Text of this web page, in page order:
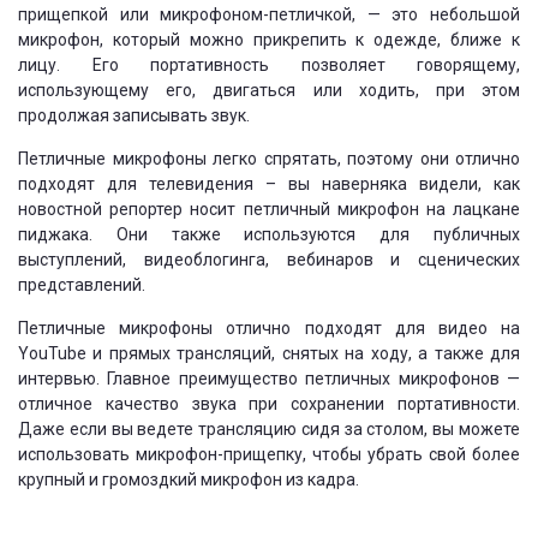
прищепкой или микрофоном-петличкой, — это небольшой
микрофон, который можно прикрепить к одежде, ближе к
лицу. Его портативность позволяет говорящему,
использующему его, двигаться или ходить, при этом
продолжая записывать звук.
Петличные микрофоны легко спрятать, поэтому они отлично
подходят для телевидения – вы наверняка видели, как
новостной репортер носит петличный микрофон на лацкане
пиджака. Они также используются для публичных
выступлений, видеоблогинга, вебинаров и сценических
представлений.
Петличные микрофоны отлично подходят для видео на
YouTube и прямых трансляций, снятых на ходу, а также для
интервью. Главное преимущество петличных микрофонов —
отличное качество звука при сохранении портативности.
Даже если вы ведете трансляцию сидя за столом, вы можете
использовать микрофон-прищепку, чтобы убрать свой более
крупный и громоздкий микрофон из кадра.